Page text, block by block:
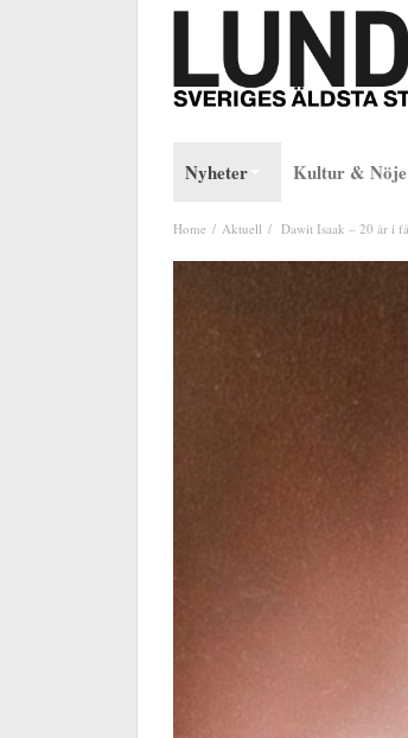
Nyheter Kultur & Nöje
Home Aktuell Dawit Isaak – 20 år i